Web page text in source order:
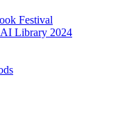
Festival
Library 2024